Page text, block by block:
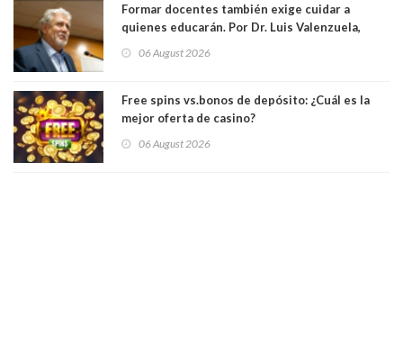
Formar docentes también exige cuidar a
quienes educarán. Por Dr. Luis Valenzuela,
Académicos U. Católica Silva Henríquez
06 August 2026
Free spins vs.bonos de depósito: ¿Cuál es la
mejor oferta de casino?
06 August 2026